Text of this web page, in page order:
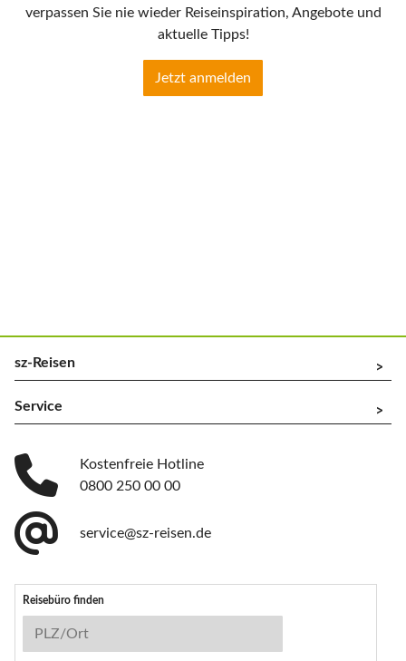
verpassen Sie nie wieder Reiseinspiration, Angebote und
aktuelle Tipps!
Jetzt anmelden
sz-Reisen ^
Service ^
Kostenfreie Hotline
0800 250 00 00
service@sz-reisen.de
Reisebüro finden
Reisebüro-Suche
PLZ/Ort